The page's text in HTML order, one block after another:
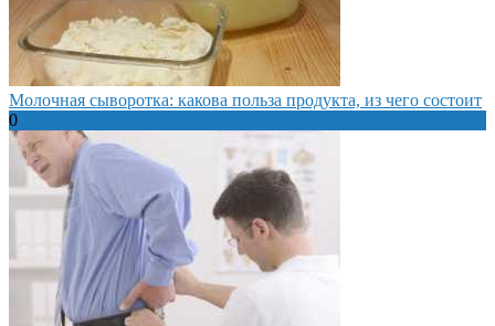
Молочная сыворотка: какова польза продукта, из чего состоит
0